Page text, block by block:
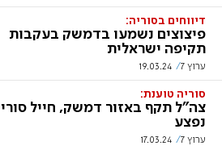
דיווחים בסוריה:
פיצוצים נשמעו בדמשק בעקבות
תקיפה ישראלית
ערוץ 7 19.03.24
סוריה טוענת:
צה"ל תקף באזור דמשק, חייל סורי
נפצע
ערוץ 7 17.03.24